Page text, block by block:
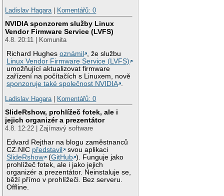
Ladislav Hagara| Komentářů: 0
NVIDIA sponzorem služby Linux
Vendor Firmware Service (LVFS)
4.8. 20:11 | Komunita
Richard Hughesoznámil
, že službu
Linux Vendor Firmware Service (LVFS)
umožňující aktualizovat firmware
zařízení na počítačích s Linuxem, nově
sponzoruje také společnost NVIDIA .
Ladislav Hagara| Komentářů: 0
SlideRshow, prohlížeč fotek, ale i
jejich organizér a prezentátor
4.8. 12:22 | Zajímavý software
Edvard Rejthar na blogu zaměstnanců
CZ.NIC představil
svou aplikaci
SlideRshow
(GitHub ). Funguje jako
prohlížeč fotek, ale i jako jejich
organizér a prezentátor. Neinstaluje se,
běží přímo v prohlížeči. Bez serveru.
Offline.